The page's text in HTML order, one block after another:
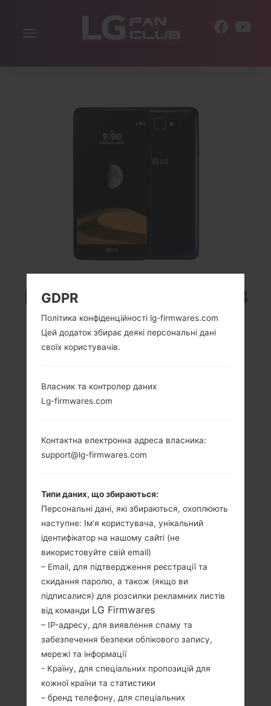
Включити
LG K240F (LGK240F) З
СЕРІЇ LG X MAX
5.5 in (~71.5%
720 x 1280 пікселів
(~267 щільність
133 грам (4.69
унції)
Зємний Li-Ion
2800 mAh
1.5GB
Android 6.0.x
Marshmallow
Mirror Release
Липень, 2016
GDPR
Політика конфіденційності lg-firmwares.com
Цей додаток збирає деякі персональні дані
своїх користувачів.
Власник та контролер даних
Lg-firmwares.com
Контактна електронна адреса власника:
support@lg-firmwares.com
Типи даних, що збираються:
Персональні дані, які збираються, охоплюють
наступне: Ім’я користувача, унікальний
ідентифікатор на нашому сайті (не
використовуйте свій email)
– Email, для підтвердження реєстрації та
скидання паролю, а також (якщо ви
підписалися) для розсилки рекламних листів
від команди LG Firmwares
– IP-адресу, для виявлення спаму та
забезпечення безпеки облікового запису,
мережі та інформації
- Країну, для спеціальних пропозицій для
кожної країни та статистики
– бренд телефону, для спеціальних